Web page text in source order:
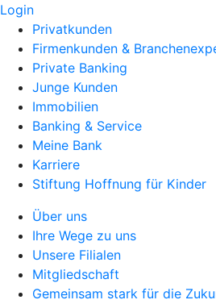
Login
Privatkunden
Firmenkunden &
Private Banking
Junge Kunden
Immobilien
Banking & Service
Meine Bank
Karriere
Stiftung Hoffnung für Kinder
Über uns
Ihre Wege zu uns
Unsere Filialen
Mitgliedschaft
Gemeinsam stark für die